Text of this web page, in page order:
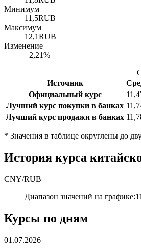
Минимум
11,5RUB
Максимум
12,1RUB
Изменение
+2,21%
Источник
Официальный курс
Лучший курс покупки в банках
Лучший курс продажи в банках
* Значения в таблице округлены до
История курса
CNY/RUB
Диапазон значений на графике:
Курсы по дням
01.07.2026